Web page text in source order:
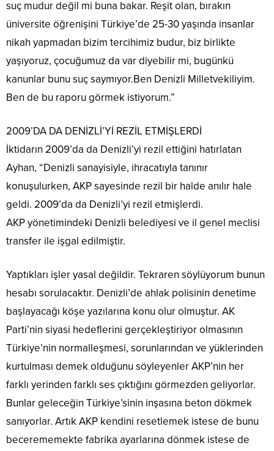
suç mudur değil mi buna bakar. Reşit olan, bırakın
üniversite öğrenişini Türkiye’de 25-30 yaşında insanlar
nikah yapmadan bizim tercihimiz budur, biz birlikte
yaşıyoruz, çocuğumuz da var diyebilir mi, bugünkü
kanunlar bunu suç saymıyor.Ben Denizli Milletvekiliyim.
Ben de bu raporu görmek istiyorum.”
2009’DA DA DENİZLİ’Yİ REZİL ETMİŞLERDİ
İktidarın 2009’da da Denizli’yi rezil ettiğini hatırlatan
Ayhan, “Denizli sanayisiyle, ihracatıyla tanınır
konuşulurken, AKP sayesinde rezil bir halde anılır hale
geldi. 2009’da da Denizli’yi rezil etmişlerdi.
AKP yönetimindeki Denizli belediyesi ve il genel meclisi
transfer ile işgal edilmiştir.
Yaptıkları işler yasal değildir. Tekraren söylüyorum bunun
hesabı sorulacaktır. Denizli’de ahlak polisinin denetime
başlayacağı köşe yazılarına konu olur olmuştur. AK
Parti’nin siyasi hedeflerini gerçekleştiriyor olmasının
Türkiye’nin normalleşmesi, sorunlarından ve yüklerinden
kurtulması demek olduğunu söyleyenler AKP’nin her
farklı yerinden farklı ses çıktığını görmezden geliyorlar.
Bunlar geleceğin Türkiye’sinin inşasına beton dökmek
sanıyorlar. Artık AKP kendini resetlemek istese de bunu
becerememekte fabrika ayarlarına dönmek istese de